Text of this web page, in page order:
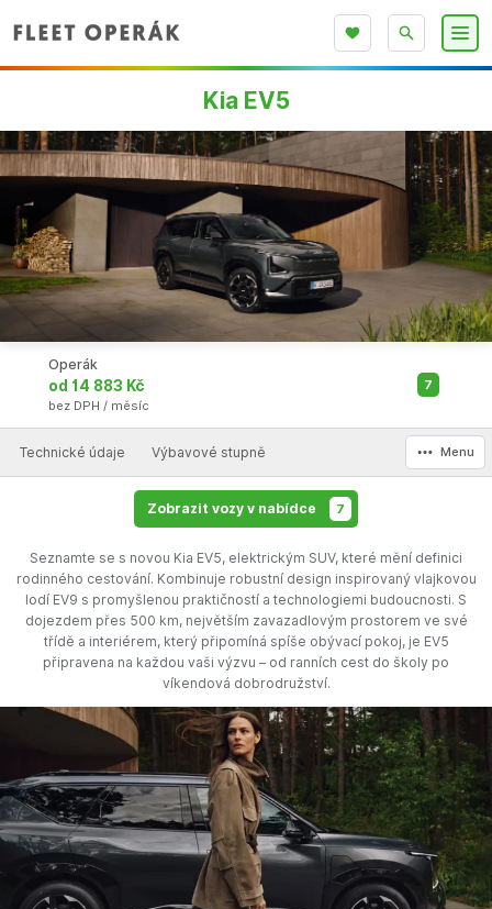
Kia EV5
Operák
od 14 883 Kč
bez DPH / měsíc
7
Technické údaje Výbavové stupně Menu
Zobrazit vozy v nabídce 7
Seznamte se s novou Kia EV5, elektrickým SUV, které mění definici
rodinného cestování. Kombinuje robustní design inspirovaný vlajkovou
lodí EV9 s promyšlenou praktičností a technologiemi budoucnosti. S
dojezdem přes 500 km, největším zavazadlovým prostorem ve své
třídě a interiérem, který připomíná spíše obývací pokoj, je EV5
připravena na každou vaši výzvu – od ranních cest do školy po
víkendová dobrodružství.